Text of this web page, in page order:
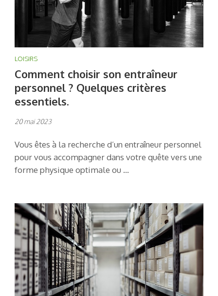
LOISIRS
Comment choisir son entraîneur
personnel ? Quelques critères
essentiels.
20 mai 2023
Vous êtes à la recherche d’un entraîneur personnel
pour vous accompagner dans votre quête vers une
forme physique optimale ou …